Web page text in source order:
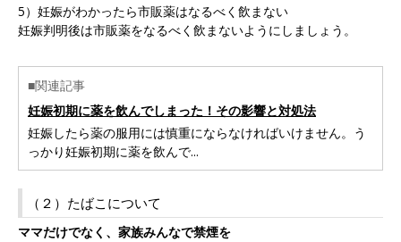
5）妊娠がわかったら市販薬はなるべく飲まない
妊娠判明後は市販薬をなるべく飲まないようにしましょう。
■関連記事
妊娠初期に薬を飲んでしまった！その影響と対処法
妊娠したら薬の服用には慎重にならなければいけません。う
っかり妊娠初期に薬を飲んで...
（２）たばこについて
ママだけでなく、家族みんなで禁煙を